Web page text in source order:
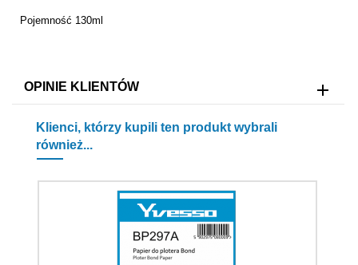
Pojemność 130ml
OPINIE KLIENTÓW
Klienci, którzy kupili ten produkt wybrali
również...